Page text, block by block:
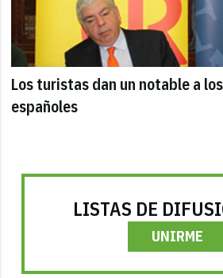
Los turistas dan un notable a
españoles
LISTAS DE
UNIRME